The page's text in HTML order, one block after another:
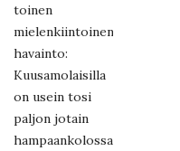
toinen
mielenkiintoinen
havainto:
Kuusamolaisilla
on usein tosi
paljon jotain
hampaankolossa